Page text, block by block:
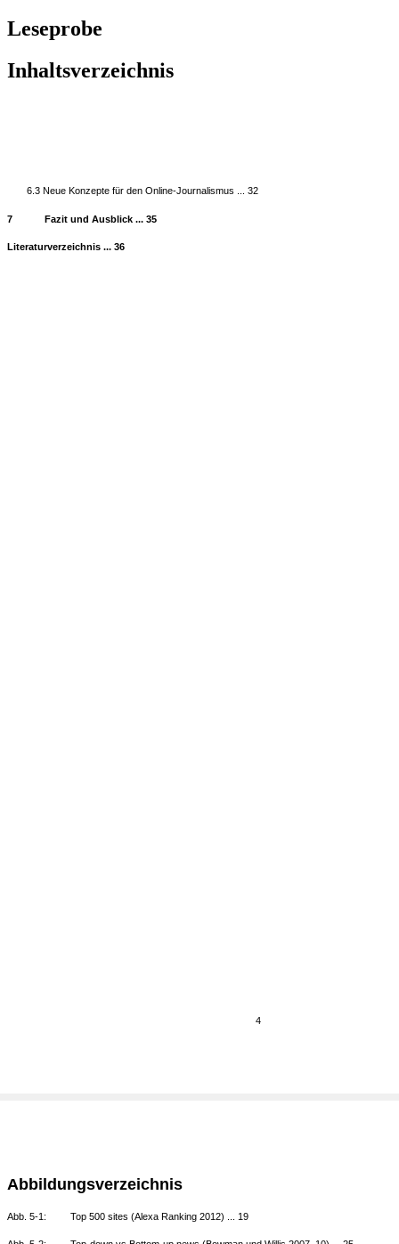
Leseprobe
Inhaltsverzeichnis
6.3 Neue Konzepte für den Online-Journalismus ... 32
7 Fazit und Ausblick ... 35
Literaturverzeichnis ... 36
4
Abbildungsverzeichnis
Abb. 5-1: Top 500 sites (Alexa Ranking 2012) ... 19